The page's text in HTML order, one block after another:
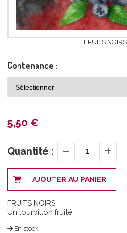
FRUITS NOIRS
Contenance :
5,50 €
Quantité :
AJOUTER AU PANIER
FRUITS NOIRS
Un tourbillon fruité
En stock